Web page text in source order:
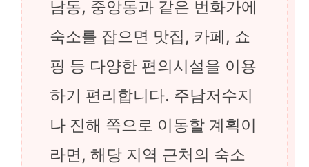
남동, 중앙동과 같은 번화가에
숙소를 잡으면 맛집, 카페, 쇼
핑 등 다양한 편의시설을 이용
하기 편리합니다. 주남저수지
나 진해 쪽으로 이동할 계획이
라면, 해당 지역 근처의 숙소